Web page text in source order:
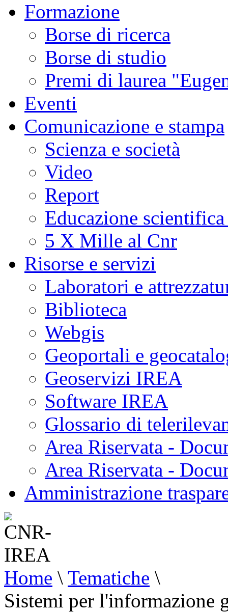
Formazione
Borse di ricerca
Borse di studio
Premi di laurea
Eventi
Comunicazione e stampa
Scienza e società
Video
Report
Educazione
5 X Mille al Cnr
Risorse e servizi
Laboratori e
Biblioteca
Webgis
Geoportali e
Geoservizi IREA
Software IREA
Glossario di
Area Riservata -
Area Riservata -
Amministrazione
Home \ Tematiche \
Sistemi per l'informazione